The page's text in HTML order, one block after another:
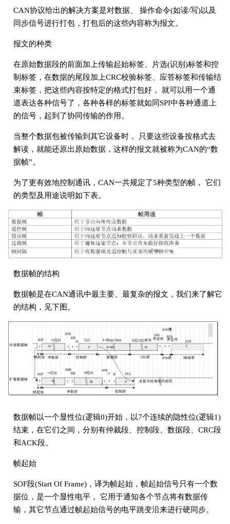
CAN协议给出的解决方案是对数据、 操作命令(如读/写)以及
同步信号进行打包，打包后的这些内容称为报文。
报文的种类
在原始数据段的前面加上传输起始标签、片选(识别)标签和控
制标签，在数据的尾段加上CRC校验标签、应答标签和传输结
束标签，把这些内容按特定的格式打包好， 就可以用一个通
道表达各种信号了，各种各样的标签就如同SPI中各种通道上
的信号，起到了协同传输的作用。
当整个数据包被传输到其它设备时， 只要这些设备按格式去
解读，就能还原出原始数据，这样的报文就被称为CAN的“数
据帧”。
为了更有效地控制通讯，CAN一共规定了5种类型的帧， 它们
的类型及用途说明如下表。
数据帧的结构
数据帧是在CAN通讯中最主要、最复杂的报文，我们来了解它
的结构，见下图。
数据帧以一个显性位(逻辑0)开始，以7个连续的隐性位(逻辑1)
结束，在它们之间，分别有仲裁段、控制段、数据段、CRC段
和ACK段。
帧起始
SOF段(Start Of Frame)，译为帧起始，帧起始信号只有一个数
据位，是一个显性电平， 它用于通知各个节点将有数据传
输，其它节点通过帧起始信号的电平跳变沿来进行硬同步。